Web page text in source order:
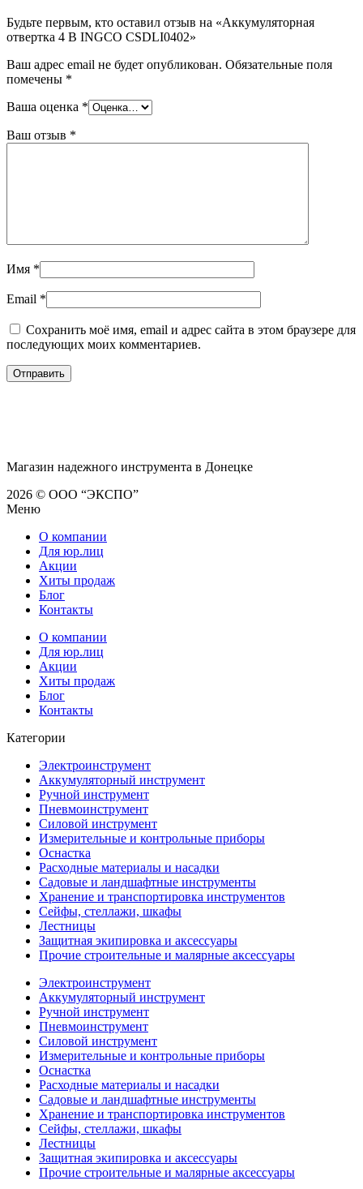
Будьте первым, кто оставил отзыв на «Аккумуляторная
отвертка 4 В INGCO CSDLI0402»
Ваш адрес email не будет опубликован. Обязательные поля
помечены *
Ваша оценка *
Ваш отзыв *
Имя *
Email *
Сохранить моё имя, email и адрес сайта в этом браузере для
последующих моих комментариев.
Магазин надежного инструмента в Донецке
2026 © ООО “ЭКСПО”
Меню
О компании
Для юр.лиц
Акции
Хиты продаж
Блог
Контакты
О компании
Для юр.лиц
Акции
Хиты продаж
Блог
Контакты
Категории
Электроинструмент
Аккумуляторный инструмент
Ручной инструмент
Пневмоинструмент
Силовой инструмент
Измерительные и контрольные приборы
Оснастка
Расходные материалы и насадки
Садовые и ландшафтные инструменты
Хранение и транспортировка инструментов
Сейфы, стеллажи, шкафы
Лестницы
Защитная экипировка и аксессуары
Прочие строительные и малярные аксессуары
Электроинструмент
Аккумуляторный инструмент
Ручной инструмент
Пневмоинструмент
Силовой инструмент
Измерительные и контрольные приборы
Оснастка
Расходные материалы и насадки
Садовые и ландшафтные инструменты
Хранение и транспортировка инструментов
Сейфы, стеллажи, шкафы
Лестницы
Защитная экипировка и аксессуары
Прочие строительные и малярные аксессуары